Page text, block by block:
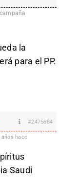
la
para el PP.
#2475684
años hace
Saudi